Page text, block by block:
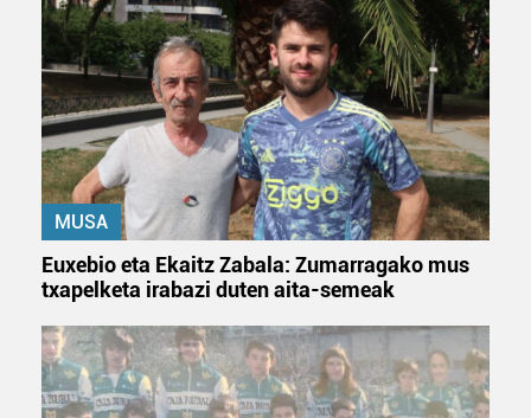
MUSA
Euxebio eta Ekaitz Zabala: Zumarragako mus
txapelketa irabazi duten aita-semeak